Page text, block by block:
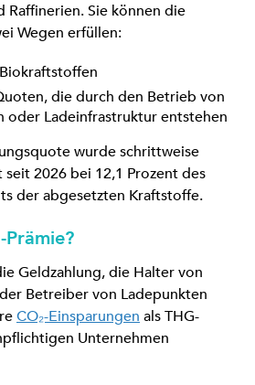
Raffinerien. Sie können die
Wegen erfüllen:
die durch den Betrieb von
oder Ladeinfrastruktur entstehen
wurde schrittweise
2026 bei 12,1 Prozent des
der abgesetzten Kraftstoffe.
Geldzahlung, die Halter von
Betreiber von Ladepunkten
CO₂-Einsparungen als THG-
Unternehmen